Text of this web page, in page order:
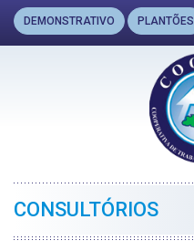
DEMONSTRATIVO PLANTÕES
CONSULTÓRIOS